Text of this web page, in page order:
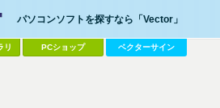
パソコンソフトを探すなら「Vector」
リ PCショップ ベクターサイン